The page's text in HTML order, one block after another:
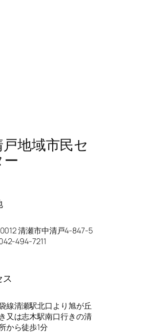
地域市民セ
ー
清瀬市中清戸4-847-5
494-7211
ス
線清瀬駅北口より旭が丘
又は志木駅南口行きの清
から徒歩1分